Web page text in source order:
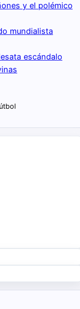
y el polémico
mundialista
escándalo